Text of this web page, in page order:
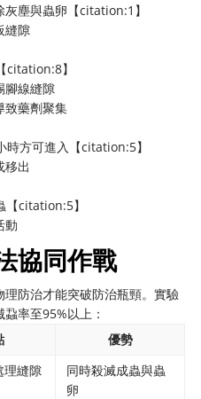
塵與蟲卵【citation:1】
縫隙
citation:8】
腳線縫隙
致藥劑聚集
時方可進入【citation:5】
移出
【citation:5】
動
協同作戰
防治才能突破防治瓶頸。實驗
率至95%以上：
優勢
理縫隙
同時殺滅成蟲與蟲
卵